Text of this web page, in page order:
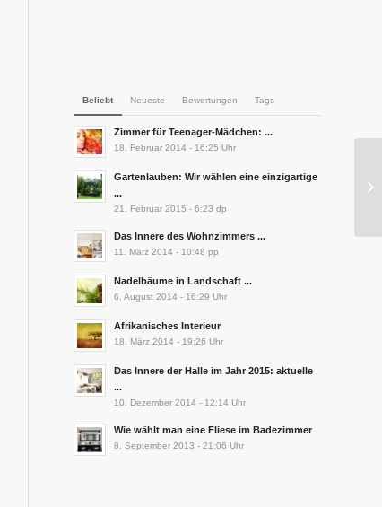
Beliebt Neueste Bewertungen Tags
Zimmer für Teenager-Mädchen: ...
18. Februar 2014 - 16:25 Uhr
Gartenlauben: Wir wählen eine einzigartige
...
21. Februar 2015 - 6:23 dp
Das Innere des Wohnzimmers ...
11. März 2014 - 10:48 pp
Nadelbäume in Landschaft ...
6. August 2014 - 16:29 Uhr
Afrikanisches Interieur
18. März 2014 - 19:26 Uhr
Das Innere der Halle im Jahr 2015: aktuelle
...
10. Dezember 2014 - 12:14 Uhr
Wie wählt man eine Fliese im Badezimmer
8. September 2013 - 21:06 Uhr